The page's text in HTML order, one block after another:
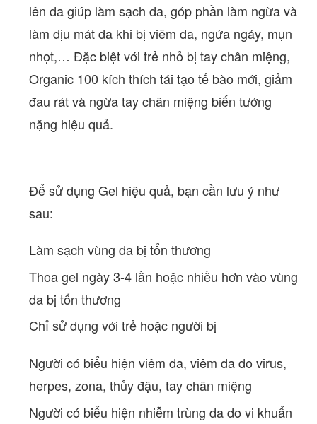
lên da giúp làm sạch da, góp phần làm ngừa và
làm dịu mát da khi bị viêm da, ngứa ngáy, mụn
nhọt,… Đặc biệt với trẻ nhỏ bị tay chân miệng,
Organic 100 kích thích tái tạo tế bào mới, giảm
đau rát và ngừa tay chân miệng biến tướng
nặng hiệu quả.
Để sử dụng Gel hiệu quả, bạn cần lưu ý như
sau:
Làm sạch vùng da bị tổn thương
Thoa gel ngày 3-4 lần hoặc nhiều hơn vào vùng
da bị tổn thương
Chỉ sử dụng với trẻ hoặc người bị
Người có biểu hiện viêm da, viêm da do virus,
herpes, zona, thủy đậu, tay chân miệng
Người có biểu hiện nhiễm trùng da do vi khuẩn